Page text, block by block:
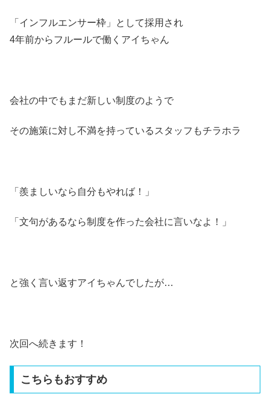
「インフルエンサー枠」として採用され
4年前からフルールで働くアイちゃん
会社の中でもまだ新しい制度のようで
その施策に対し不満を持っているスタッフもチラホラ
「羨ましいなら自分もやれば！」
「文句があるなら制度を作った会社に言いなよ！」
と強く言い返すアイちゃんでしたが…
次回へ続きます！
こちらもおすすめ